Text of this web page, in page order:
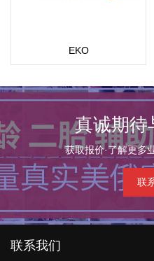
EKO
真诚期待
获取报价·了解更多
联
联系我们